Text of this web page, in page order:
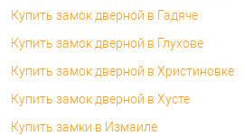
Купить замок дверной в Гадяче
Купить замок дверной в Глухове
Купить замок дверной в Христиновке
Купить замок дверной в Хусте
Купить замки в Измаиле